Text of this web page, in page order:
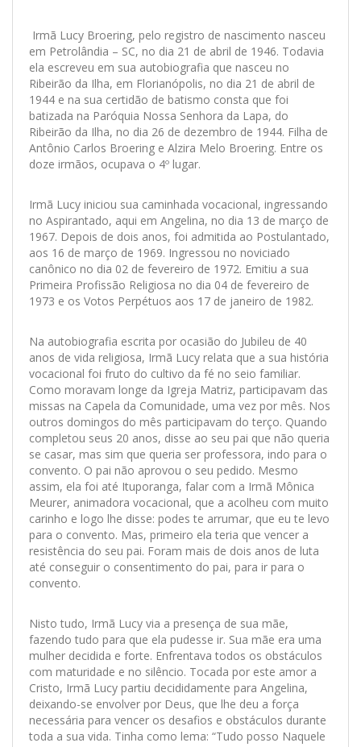
Irmã Lucy Broering, pelo registro de nascimento nasceu
em Petrolândia – SC, no dia 21 de abril de 1946. Todavia
ela escreveu em sua autobiografia que nasceu no
Ribeirão da Ilha, em Florianópolis, no dia 21 de abril de
1944 e na sua certidão de batismo consta que foi
batizada na Paróquia Nossa Senhora da Lapa, do
Ribeirão da Ilha, no dia 26 de dezembro de 1944. Filha de
Antônio Carlos Broering e Alzira Melo Broering. Entre os
doze irmãos, ocupava o 4º lugar.
Irmã Lucy iniciou sua caminhada vocacional, ingressando
no Aspirantado, aqui em Angelina, no dia 13 de março de
1967. Depois de dois anos, foi admitida ao Postulantado,
aos 16 de março de 1969. Ingressou no noviciado
canônico no dia 02 de fevereiro de 1972. Emitiu a sua
Primeira Profissão Religiosa no dia 04 de fevereiro de
1973 e os Votos Perpétuos aos 17 de janeiro de 1982.
Na autobiografia escrita por ocasião do Jubileu de 40
anos de vida religiosa, Irmã Lucy relata que a sua história
vocacional foi fruto do cultivo da fé no seio familiar.
Como moravam longe da Igreja Matriz, participavam das
missas na Capela da Comunidade, uma vez por mês. Nos
outros domingos do mês participavam do terço. Quando
completou seus 20 anos, disse ao seu pai que não queria
se casar, mas sim que queria ser professora, indo para o
convento. O pai não aprovou o seu pedido. Mesmo
assim, ela foi até Ituporanga, falar com a Irmã Mônica
Meurer, animadora vocacional, que a acolheu com muito
carinho e logo lhe disse: podes te arrumar, que eu te levo
para o convento. Mas, primeiro ela teria que vencer a
resistência do seu pai. Foram mais de dois anos de luta
até conseguir o consentimento do pai, para ir para o
convento.
Nisto tudo, Irmã Lucy via a presença de sua mãe,
fazendo tudo para que ela pudesse ir. Sua mãe era uma
mulher decidida e forte. Enfrentava todos os obstáculos
com maturidade e no silêncio. Tocada por este amor a
Cristo, Irmã Lucy partiu decididamente para Angelina,
deixando-se envolver por Deus, que lhe deu a força
necessária para vencer os desafios e obstáculos durante
toda a sua vida. Tinha como lema: “Tudo posso Naquele